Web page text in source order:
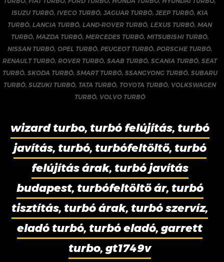
ISUZU TURBÓ,IVECO TURBÓ,JAGUAR TURBÓ,JEEP TURBÓ,KIA
TURBÓ,LANCIA TURBÓ,LAND-ROVER TURBÓ,LEXUS TURBÓ,MAN
TURBÓ, MAZDA TURBÓ, MERCEDES TURBÓ, MITSUBISHI TURBÓ,
NISSAN TURBÓ, OPEL TURBÓ, PEUGEOT TURBÓ, PORSCHE TURBÓ,
RENAULT TURBÓ,ROVER TURBÓ,SAAB TURBÓ,SCANIA TURBÓ,SEAT
TURBÓ, SKODA TURBÓ, SMART TURBÓ, SSANGYONG TURBÓ, SUBARU
TURBÓ,SUZUKI TURBÓ, TATA TURBÓ, TOYOTA TURBÓ, VOLKSWAGEN
TURBÓ, VOLVO TURBÓ
wizard turbo, turbó felújítás, turbó
javítás, turbó, turbófeltöltő, turbó
felújítás árak, turbó javítás
budapest, turbófeltöltő ár, turbó
tisztítás, turbó árak, turbó szervíz,
eladó turbó, turbó eladó, garrett
turbo, gt1749v